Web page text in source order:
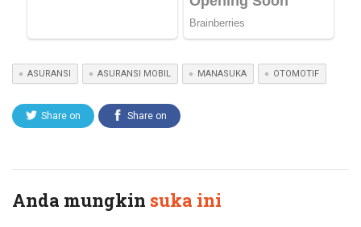
ASURANSI ASURANSI MOBIL MANASUKA OTOMOTIF
Share on Share on
Anda mungkin suka ini